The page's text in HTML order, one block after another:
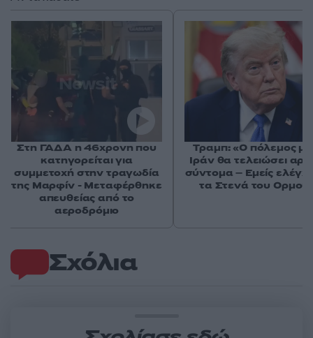
Σχόλια
Στη ΓΑΔΑ η 46χρονη που
κατηγορείται για
συμμετοχή στην τραγωδία
της Μαρφίν - Μεταφέρθηκε
απευθείας από το
αεροδρόμιο
Τραμπ: «Ο πόλεμος με
Ιράν θα τελειώσει
σύντομα – Εμείς
τα Στενά του